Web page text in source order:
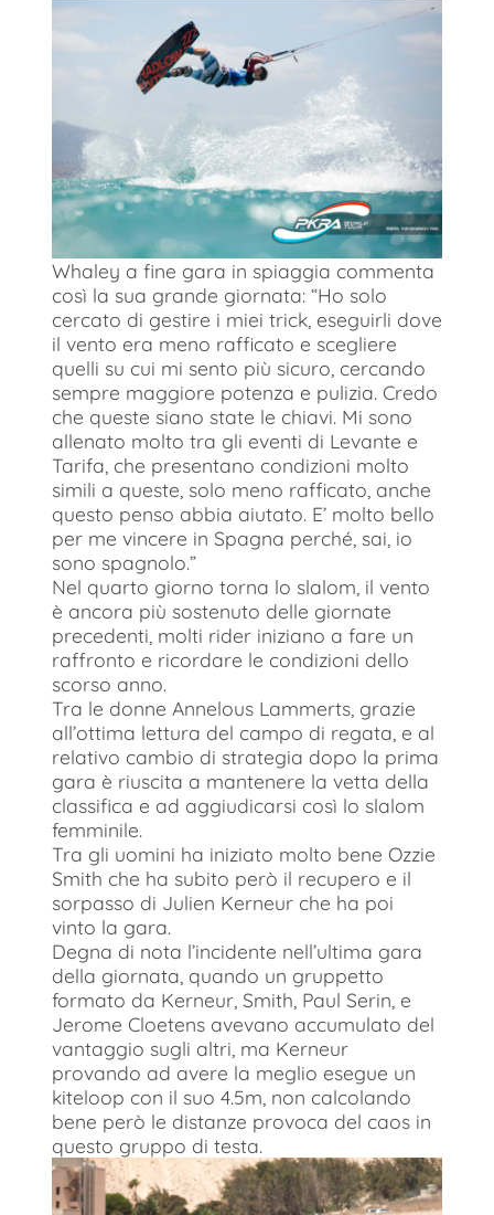
Whaley a fine gara in spiaggia commenta
così la sua grande giornata: “Ho solo
cercato di gestire i miei trick, eseguirli dove
il vento era meno rafficato e scegliere
quelli su cui mi sento più sicuro, cercando
sempre maggiore potenza e pulizia. Credo
che queste siano state le chiavi. Mi sono
allenato molto tra gli eventi di Levante e
Tarifa, che presentano condizioni molto
simili a queste, solo meno rafficato, anche
questo penso abbia aiutato. E’ molto bello
per me vincere in Spagna perché, sai, io
sono spagnolo.”
Nel quarto giorno torna lo slalom, il vento
è ancora più sostenuto delle giornate
precedenti, molti rider iniziano a fare un
raffronto e ricordare le condizioni dello
scorso anno.
Tra le donne Annelous Lammerts, grazie
all’ottima lettura del campo di regata, e al
relativo cambio di strategia dopo la prima
gara è riuscita a mantenere la vetta della
classifica e ad aggiudicarsi così lo slalom
femminile.
Tra gli uomini ha iniziato molto bene Ozzie
Smith che ha subito però il recupero e il
sorpasso di Julien Kerneur che ha poi
vinto la gara.
Degna di nota l’incidente nell’ultima gara
della giornata, quando un gruppetto
formato da Kerneur, Smith, Paul Serin, e
Jerome Cloetens avevano accumulato del
vantaggio sugli altri, ma Kerneur
provando ad avere la meglio esegue un
kiteloop con il suo 4.5m, non calcolando
bene però le distanze provoca del caos in
questo gruppo di testa.